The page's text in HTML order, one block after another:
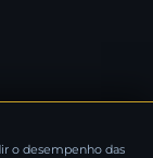
o desempenho das